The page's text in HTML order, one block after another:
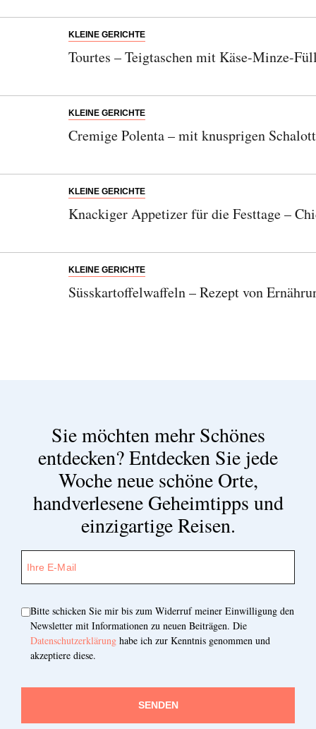
KLEINE GERICHTE
Tourtes – Teigtaschen mit Käse-Minze-
KLEINE GERICHTE
Cremige Polenta – mit knusprigen
KLEINE GERICHTE
Knackiger Appetizer für die Festtage –
KLEINE GERICHTE
Süsskartoffelwaffeln – Rezept von
Sie möchten mehr Schönes
entdecken?Entdecken Sie jede
Woche neue schöne Orte,
handverlesene Geheimtipps und
einzigartige Reisen.
Bitte schicken Sie mir bis zum Widerruf meiner Einwilligung den
Newsletter mit Informationen zu neuen Beiträgen. Die
Datenschutzerklärung habe ich zur Kenntnis genommen und
akzeptiere diese.
SENDEN